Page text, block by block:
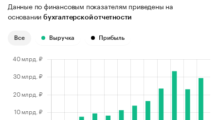
Данные по финансовым показателям приведены на
основании бухгалтерской отчетности
Все Выручка Прибыль